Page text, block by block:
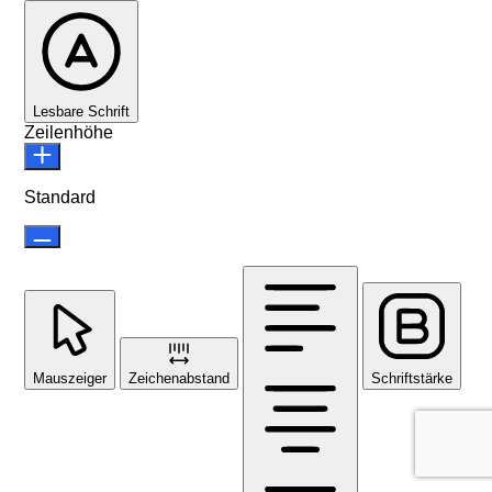
Lesbare Schrift
Zeilenhöhe
Standard
Mauszeiger Zeichenabstand Schriftstärke